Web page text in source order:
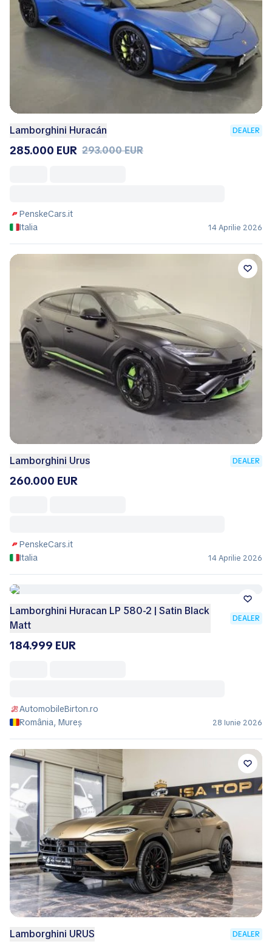
Lamborghini Huracán DEALER
285.000 EUR 293.000 EUR
PenskeCars.it
Italia
14 Aprilie 2026
Lamborghini Urus DEALER
260.000 EUR
PenskeCars.it
Italia
14 Aprilie 2026
Lamborghini Huracan LP 580-2 | Satin Black
Matt
DEALER
184.999 EUR
AutomobileBirton.ro
România, Mureș
28 Iunie 2026
Lamborghini URUS DEALER